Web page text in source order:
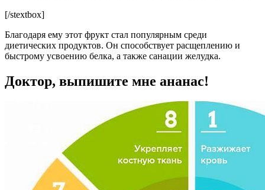
[/stextbox]
Благодаря ему этот фрукт стал популярным среди
диетических продуктов. Он способствует расщеплению и
быстрому усвоению белка, а также санации желудка.
Доктор, выпишите мне ананас!